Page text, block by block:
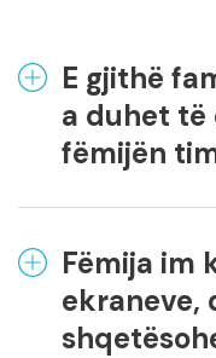
E gjithë
a duhet
fëmijën
Fëmija im
ekraneve,